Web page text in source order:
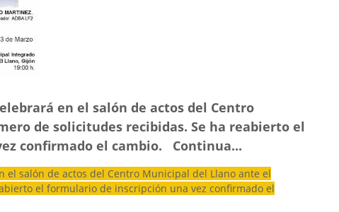
en el salón de actos del Centro
de solicitudes recibidas. Se ha reabierto el
confirmado el cambio. Continua...
el salón de actos del Centro Municipal del Llano ante el
el formulario de inscripción una vez confirmado el